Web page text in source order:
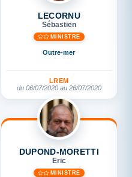
LECORNU
Sébastien
MINISTRE
Outre-mer
LREM
du 06/07/2020 au 26/07/2020
DUPOND-MORETTI
Eric
MINISTRE